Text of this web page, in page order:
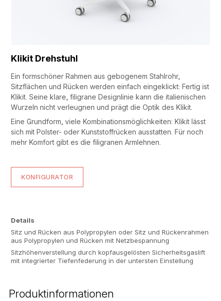
Klikit Drehstuhl
Ein formschöner Rahmen aus gebogenem Stahlrohr,
Sitzflächen und Rücken werden einfach eingeklickt: Fertig ist
Klikit. Seine klare, filigrane Designlinie kann die italienischen
Wurzeln nicht verleugnen und prägt die Optik des Klikit.
Eine Grundform, viele Kombinationsmöglichkeiten: Klikit lässt
sich mit Polster- oder Kunststoffrücken ausstatten. Für noch
mehr Komfort gibt es die filigranen Armlehnen.
KONFIGURATOR
Details
Sitz und Rücken aus Polypropylen oder Sitz und Rückenrahmen
aus Polypropylen und Rücken mit Netzbespannung
Sitzhöhenverstellung durch kopfausgelösten Sicherheitsgaslift
mit integrierter Tiefenfederung in der untersten Einstellung
Produktinformationen